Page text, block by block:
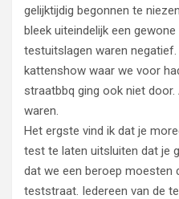
gelijktijdig begonnen te
bleek uiteindelijk een
testuitslagen waren
kattenshow waar we voor
straatbbq ging ook niet
waren.
Het ergste vind ik dat je
test te laten uitsluiten dat je
dat we een beroep moesten
teststraat. Iedereen van de